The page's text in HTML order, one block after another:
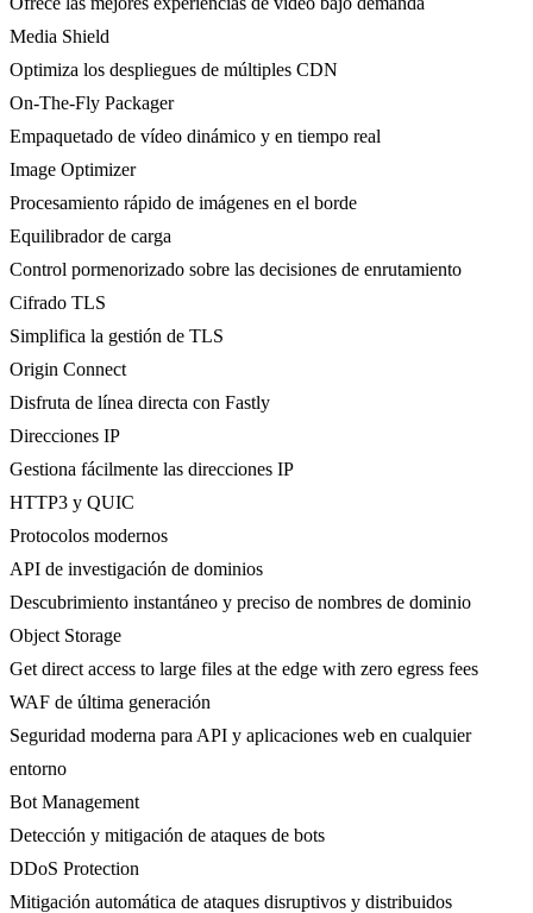
Media Shield
Optimiza los despliegues de múltiples CDN
On-The-Fly Packager
Empaquetado de vídeo dinámico y en tiempo real
Image Optimizer
Procesamiento rápido de imágenes en el borde
Equilibrador de carga
Control pormenorizado sobre las decisiones de enrutamiento
Cifrado TLS
Simplifica la gestión de TLS
Origin Connect
Disfruta de línea directa con Fastly
Direcciones IP
Gestiona fácilmente las direcciones IP
HTTP3 y QUIC
Protocolos modernos
API de investigación de dominios
Descubrimiento instantáneo y preciso de nombres de dominio
Object Storage
Get direct access to large files at the edge with zero egress fees
WAF de última generación
Seguridad moderna para API y aplicaciones web en cualquier
entorno
Bot Management
Detección y mitigación de ataques de bots
DDoS Protection
Mitigación automática de ataques disruptivos y distribuidos